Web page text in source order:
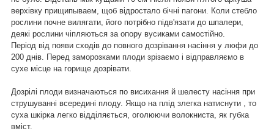
верхівку прищипываем, щоб відростало бічні пагони. Коли стебло
рослини почне вилягати, його потрібно підв'язати до шпалери,
деякі рослини чіпляються за опору вусиками самостійно.
Період від появи сходів до повного дозрівання насіння у люфи до
200 днів. Перед заморозками плоди зрізаємо і відправляємо в
сухе місце на горище дозрівати.
Дозрілі плоди визначаються по висихання й шелесту насіння при
струшуванні всередині плоду. Якщо на плід злегка натиснути , то
суха шкірка легко відділяється, оголюючи волокниста, як губка
вміст.